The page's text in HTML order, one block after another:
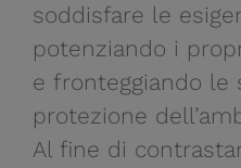
soddisfare le
potenziando i
e fronteggiando le
protezione
Al fine di